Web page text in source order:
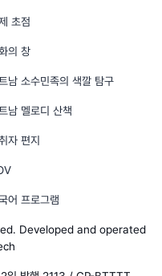
초점
의 창
남 소수민족의 색깔 탐구
남 멜로디 산책
자 편지
어 프로그램
Developed and operated